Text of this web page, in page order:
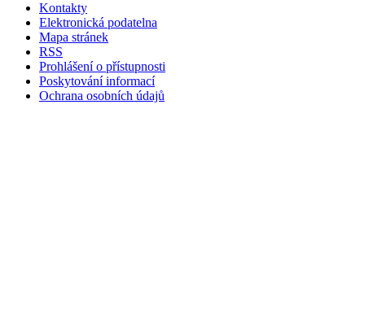
Kontakty
Elektronická podatelna
Mapa stránek
RSS
Prohlášení o přístupnosti
Poskytování informací
Ochrana osobních údajů